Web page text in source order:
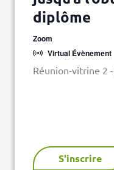
diplôme
Zoom
Virtual Évènement
Réunion-vitrine 2
S'inscrire